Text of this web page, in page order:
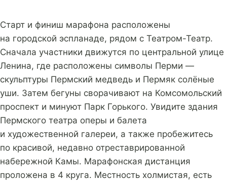
Старт и финиш марафона расположены
на городской эспланаде, рядом с Театром-Театр.
Сначала участники движутся по центральной улице
Ленина, где расположены символы Перми —
скульптуры Пермский медведь и Пермяк солёные
уши. Затем бегуны сворачивают на Комсомольский
проспект и минуют Парк Горького. Увидите здания
Пермского театра оперы и балета
и художественной галереи, а также пробежитесь
по красивой, недавно отреставрированной
набережной Камы. Марафонская дистанция
проложена в 4 круга. Местность холмистая, есть